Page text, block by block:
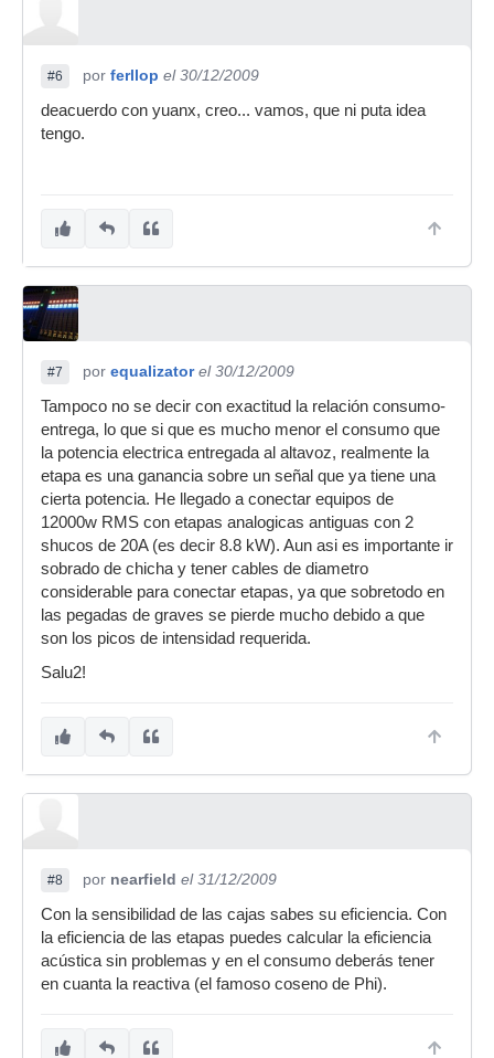
#6 por ferllop el 30/12/2009
deacuerdo con yuanx, creo... vamos, que ni puta idea
tengo.
#7 por equalizator el 30/12/2009
Tampoco no se decir con exactitud la relación consumo-
entrega, lo que si que es mucho menor el consumo que
la potencia electrica entregada al altavoz, realmente la
etapa es una ganancia sobre un señal que ya tiene una
cierta potencia. He llegado a conectar equipos de
12000w RMS con etapas analogicas antiguas con 2
shucos de 20A (es decir 8.8 kW). Aun asi es importante ir
sobrado de chicha y tener cables de diametro
considerable para conectar etapas, ya que sobretodo en
las pegadas de graves se pierde mucho debido a que
son los picos de intensidad requerida.
Salu2!
#8 por nearfield el 31/12/2009
Con la sensibilidad de las cajas sabes su eficiencia. Con
la eficiencia de las etapas puedes calcular la eficiencia
acústica sin problemas y en el consumo deberás tener
en cuanta la reactiva (el famoso coseno de Phi).